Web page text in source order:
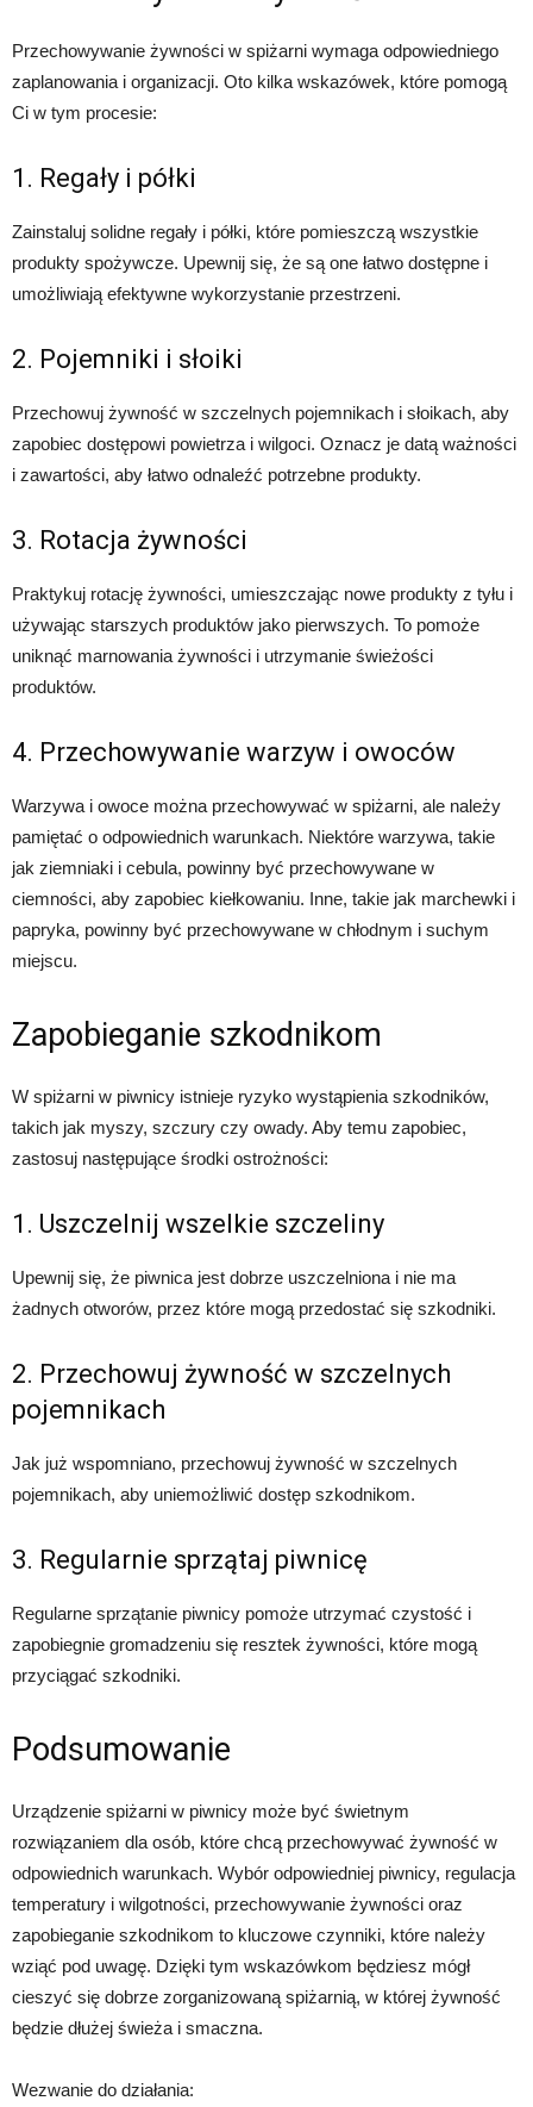
Przechowywanie żywności w spiżarni wymaga odpowiedniego
zaplanowania i organizacji. Oto kilka wskazówek, które pomogą
Ci w tym procesie:
1. Regały i półki
Zainstaluj solidne regały i półki, które pomieszczą wszystkie
produkty spożywcze. Upewnij się, że są one łatwo dostępne i
umożliwiają efektywne wykorzystanie przestrzeni.
2. Pojemniki i słoiki
Przechowuj żywność w szczelnych pojemnikach i słoikach, aby
zapobiec dostępowi powietrza i wilgoci. Oznacz je datą ważności
i zawartości, aby łatwo odnaleźć potrzebne produkty.
3. Rotacja żywności
Praktykuj rotację żywności, umieszczając nowe produkty z tyłu i
używając starszych produktów jako pierwszych. To pomoże
uniknąć marnowania żywności i utrzymanie świeżości
produktów.
4. Przechowywanie warzyw i owoców
Warzywa i owoce można przechowywać w spiżarni, ale należy
pamiętać o odpowiednich warunkach. Niektóre warzywa, takie
jak ziemniaki i cebula, powinny być przechowywane w
ciemności, aby zapobiec kiełkowaniu. Inne, takie jak marchewki i
papryka, powinny być przechowywane w chłodnym i suchym
miejscu.
Zapobieganie szkodnikom
W spiżarni w piwnicy istnieje ryzyko wystąpienia szkodników,
takich jak myszy, szczury czy owady. Aby temu zapobiec,
zastosuj następujące środki ostrożności:
1. Uszczelnij wszelkie szczeliny
Upewnij się, że piwnica jest dobrze uszczelniona i nie ma
żadnych otworów, przez które mogą przedostać się szkodniki.
2. Przechowuj żywność w szczelnych
pojemnikach
Jak już wspomniano, przechowuj żywność w szczelnych
pojemnikach, aby uniemożliwić dostęp szkodnikom.
3. Regularnie sprzątaj piwnicę
Regularne sprzątanie piwnicy pomoże utrzymać czystość i
zapobiegnie gromadzeniu się resztek żywności, które mogą
przyciągać szkodniki.
Podsumowanie
Urządzenie spiżarni w piwnicy może być świetnym
rozwiązaniem dla osób, które chcą przechowywać żywność w
odpowiednich warunkach. Wybór odpowiedniej piwnicy, regulacja
temperatury i wilgotności, przechowywanie żywności oraz
zapobieganie szkodnikom to kluczowe czynniki, które należy
wziąć pod uwagę. Dzięki tym wskazówkom będziesz mógł
cieszyć się dobrze zorganizowaną spiżarnią, w której żywność
będzie dłużej świeża i smaczna.
Wezwanie do działania: